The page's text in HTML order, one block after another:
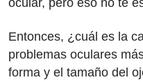
ocular, pero eso no te
Entonces, ¿cuál es la
problemas oculares
forma y el tamaño del